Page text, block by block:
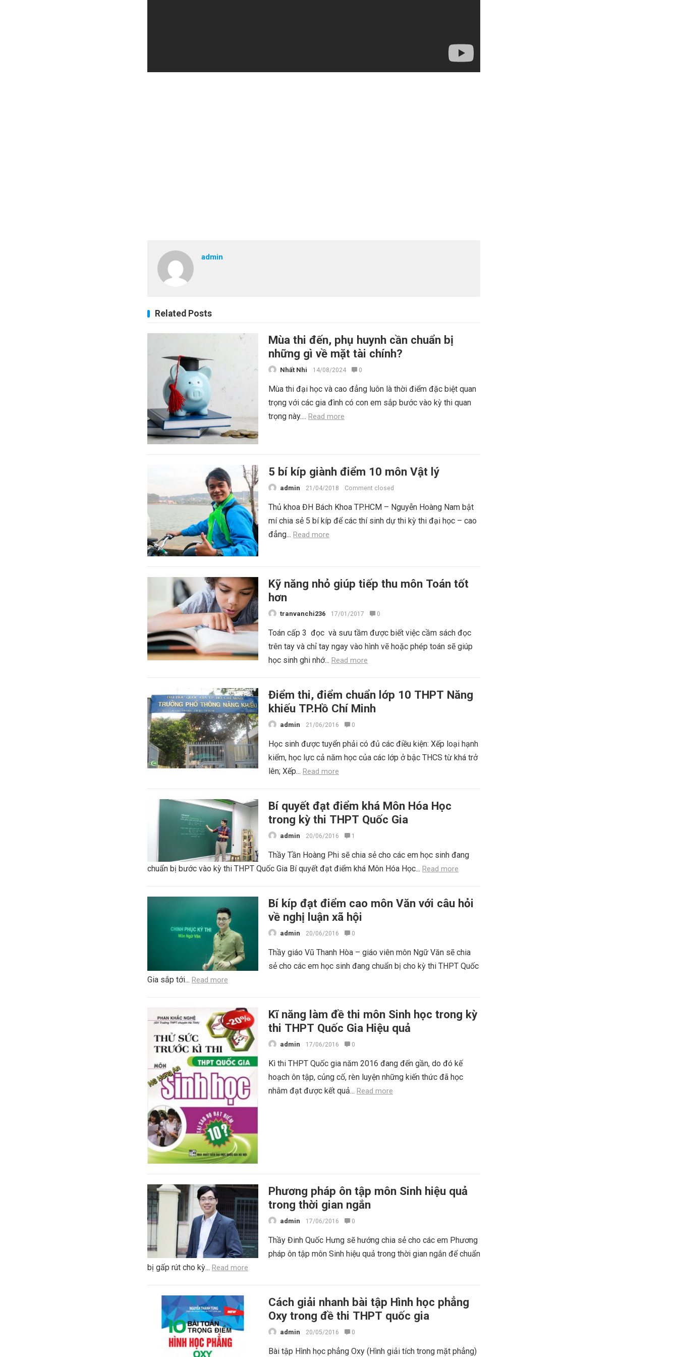
admin
Related Posts
Mùa thi đến, phụ huynh cần chuẩn bị
những gì về mặt tài chính?
Nhất Nhi 14/08/2024 0
Mùa thi đại học và cao đẳng luôn là thời điểm đặc biệt quan
trọng với các gia đình có con em sắp bước vào kỳ thi quan
trọng này.... Read more
5 bí kíp giành điểm 10 môn Vật lý
admin 21/04/2018 Comment closed
Thủ khoa ĐH Bách Khoa TP.HCM – Nguyễn Hoàng Nam bật
mí chia sẻ 5 bí kíp để các thí sinh dự thi kỳ thi đại học – cao
đẳng... Read more
Kỹ năng nhỏ giúp tiếp thu môn Toán tốt
hơn
tranvanchi236 17/01/2017 0
Toán cấp 3 đọc và sưu tầm được biết việc cầm sách đọc
trên tay và chỉ tay ngay vào hình vẽ hoặc phép toán sẽ giúp
học sinh ghi nhớ... Read more
Điểm thi, điểm chuẩn lớp 10 THPT Năng
khiếu TP.Hồ Chí Minh
admin 21/06/2016 0
Học sinh được tuyển phải có đủ các điều kiện: Xếp loại hạnh
kiểm, học lực cả năm học của các lớp ở bậc THCS từ khá trở
lên; Xếp... Read more
Bí quyết đạt điểm khá Môn Hóa Học
trong kỳ thi THPT Quốc Gia
admin 20/06/2016 1
Thầy Tần Hoàng Phi sẽ chia sẻ cho các em học sinh đang
chuẩn bị bước vào kỳ thi THPT Quốc Gia Bí quyết đạt điểm khá Môn Hóa Học... Read more
Bí kíp đạt điểm cao môn Văn với câu hỏi
về nghị luận xã hội
admin 20/06/2016 0
Thầy giáo Vũ Thanh Hòa – giáo viên môn Ngữ Văn sẽ chia
sẻ cho các em học sinh đang chuẩn bị cho kỳ thi THPT Quốc
Gia sắp tới... Read more
Kĩ năng làm đề thi môn Sinh học trong kỳ
thi THPT Quốc Gia Hiệu quả
admin 17/06/2016 0
Kì thi THPT Quốc gia năm 2016 đang đến gần, do đó kế
hoạch ôn tập, củng cố, rèn luyện những kiến thức đã học
nhằm đạt được kết quả... Read more
Phương pháp ôn tập môn Sinh hiệu quả
trong thời gian ngắn
admin 17/06/2016 0
Thầy Đinh Quốc Hưng sẽ hướng chia sẻ cho các em Phương
pháp ôn tập môn Sinh hiệu quả trong thời gian ngắn để chuẩn
bị gấp rút cho kỳ... Read more
Cách giải nhanh bài tập Hình học phẳng
Oxy trong đề thi THPT quốc gia
admin 20/05/2016 0
Bài tập Hình học phẳng Oxy (Hình giải tích trong mặt phẳng)